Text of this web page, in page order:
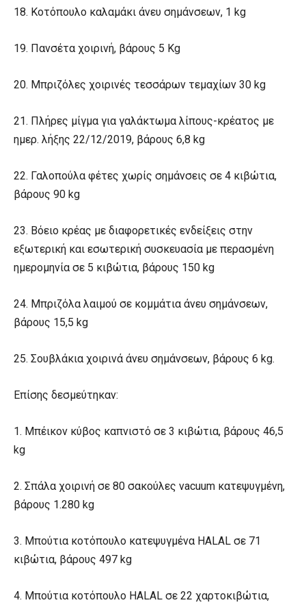
18. Κοτόπουλο καλαμάκι άνευ σημάνσεων, 1 kg
19. Πανσέτα χοιρινή, βάρους 5 Kg
20. Μπριζόλες χοιρινές τεσσάρων τεμαχίων 30 kg
21. Πλήρες μίγμα για γαλάκτωμα λίπους-κρέατος με
ημερ. λήξης 22/12/2019, βάρους 6,8 kg
22. Γαλοπούλα φέτες χωρίς σημάνσεις σε 4 κιβώτια,
βάρους 90 kg
23. Βόειο κρέας με διαφορετικές ενδείξεις στην
εξωτερική και εσωτερική συσκευασία με περασμένη
ημερομηνία σε 5 κιβώτια, βάρους 150 kg
24. Μπριζόλα λαιμού σε κομμάτια άνευ σημάνσεων,
βάρους 15,5 kg
25. Σουβλάκια χοιρινά άνευ σημάνσεων, βάρους 6 kg.
Επίσης δεσμεύτηκαν:
1. Μπέικον κύβος καπνιστό σε 3 κιβώτια, βάρους 46,5
kg
2. Σπάλα χοιρινή σε 80 σακούλες vacuum κατεψυγμένη,
βάρους 1.280 kg
3. Μπούτια κοτόπουλο κατεψυγμένα HALAL σε 71
κιβώτια, βάρους 497 kg
4. Μπούτια κοτόπουλο HALAL σε 22 χαρτοκιβώτια,